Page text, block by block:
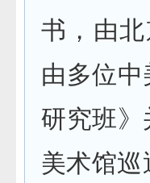
书，由
由多位
研究班
美术馆